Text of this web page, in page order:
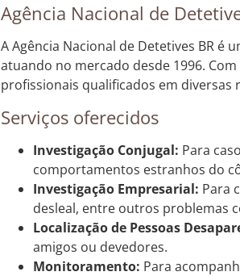
Agência Nacional de
A Agência Nacional de Detetives BR é
atuando no mercado desde 1996.
profissionais qualificados em diversas
Serviços oferecidos
Investigação Conjugal: Para
comportamentos estranhos do
Investigação Empresarial: Para
desleal, entre outros problemas
Localização de Pessoas
amigos ou devedores.
Monitoramento: Para